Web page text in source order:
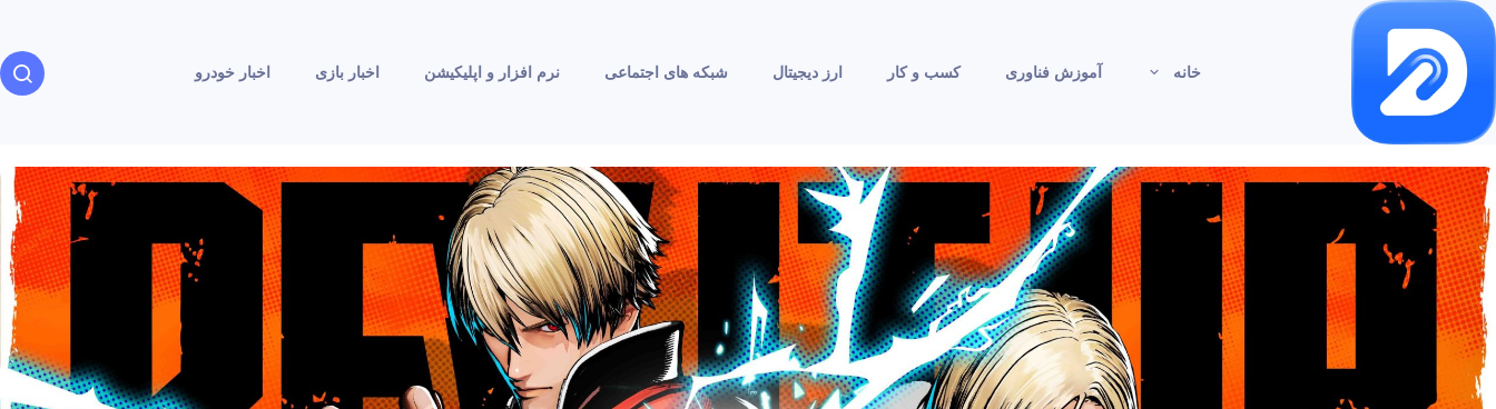
خانه آموزش فناوری کسب و کار ارز دیجیتال شبکه های اجتماعی نرم افزار و اپلیکیشن اخبار بازی اخبار خودرو